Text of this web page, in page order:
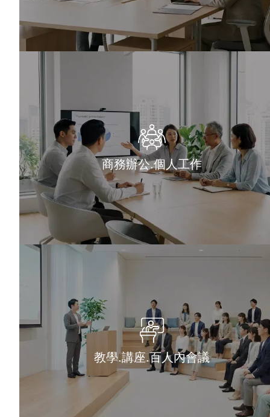
商務辦公.個人工作
教學.講座.百人內會議